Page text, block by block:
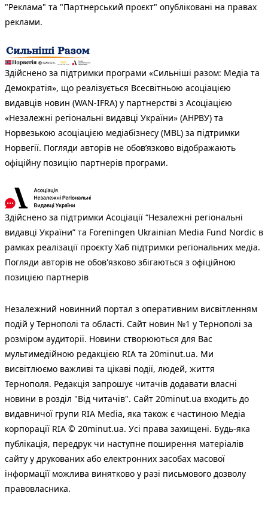
"Реклама" та "Партнерський проєкт" опубліковані на правах
реклами.
Здійснено за підтримки програми «Сильніші разом: Медіа та
Демократія», що реалізується Всесвітньою асоціацією
видавців новин (WAN-IFRA) у партнерстві з Асоціацією
«Незалежні регіональні видавці України» (АНРВУ) та
Норвезькою асоціацією медіабізнесу (MBL) за підтримки
Норвегії. Погляди авторів не обов’язково відображають
офіційну позицію партнерів програми.
Здійснено за підтримки Асоціації “Незалежні регіональні
видавці України” та Foreningen Ukrainian Media Fund Nordic в
рамках реалізації проєкту Хаб підтримки регіональних медіа.
Погляди авторів не обов'язково збігаються з офіційною
позицією партнерів
Незалежний новинний портал з оперативним висвітленням
подій у Тернополі та області. Сайт новин №1 у Тернополі за
розміром аудиторії. Новини створюються для Вас
мультимедійною редакцією RIA та 20minut.ua. Ми
висвітлюємо важливі та цікаві події, людей, життя
Тернополя. Редакція запрошує читачів додавати власні
новини в розділ "Від читачів". Сайт 20minut.ua входить до
видавничої групи RIA Media, яка також є частиною Медіа
корпорації RIA © 20minut.ua. Усі права захищені. Будь-яка
публiкацiя, передрук чи наступне поширення матеріалів
сайту у друкованих або електронних засобах масової
інформації можлива винятково у разі письмового дозволу
правовласника.